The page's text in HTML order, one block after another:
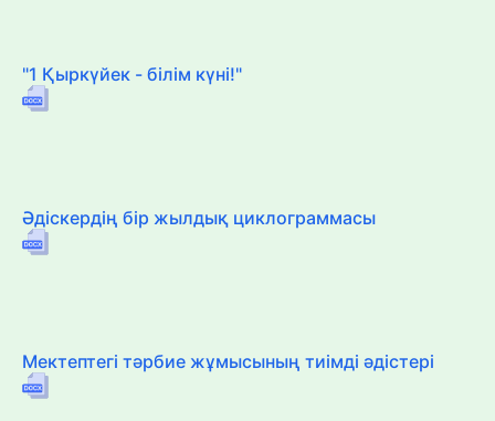
"1 Қыркүйек - білім күні!"
Әдіскердің бір жылдық циклограммасы
Мектептегі тәрбие жұмысының тиімді әдістері